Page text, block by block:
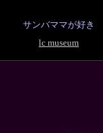
サンバママが好き
lc museum